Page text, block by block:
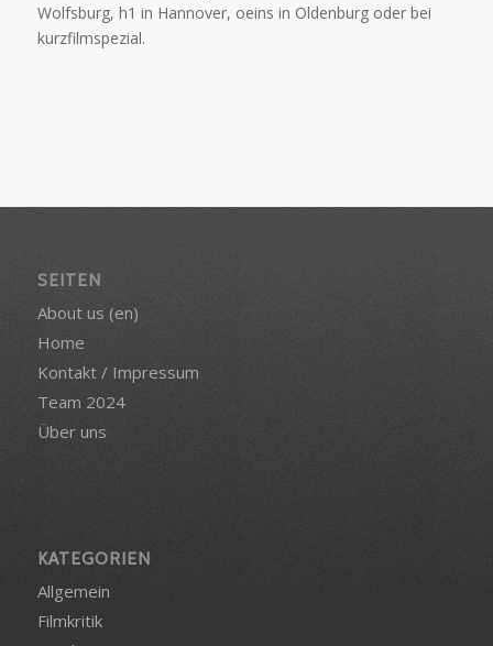
Wolfsburg, h1 in Hannover, oeins in Oldenburg oder bei
kurzfilmspezial.
SEITEN
About us (en)
Home
Kontakt / Impressum
Team 2024
Über uns
KATEGORIEN
Allgemein
Filmkritik